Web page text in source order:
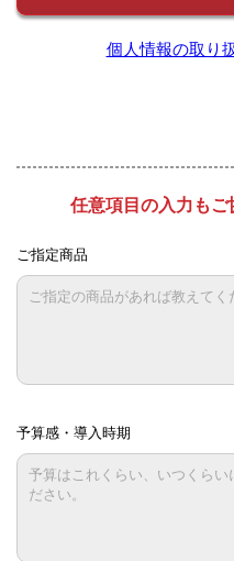
個人情報の取り
任意項目の入力もご
ご指定商品
予算感・導入時期